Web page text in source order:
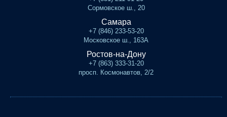
Сормовское ш., 20
Самара
+7 (846) 233-53-20
Московское ш., 163А
Ростов-на-Дону
+7 (863) 333-31-20
просп. Космонавтов, 2/2